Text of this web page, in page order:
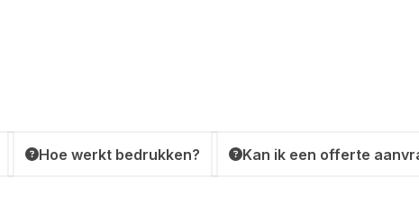
Hoe werkt bedrukken? Kan ik een offerte